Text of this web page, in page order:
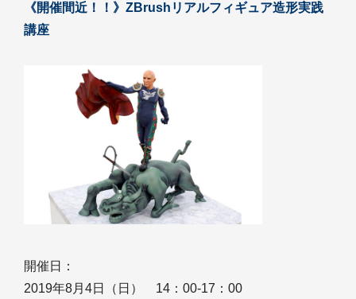
《開催間近！！》ZBrushリアルフィギュア造形実践
講座
開催日：
2019年8月4日（日） 14：00-17：00